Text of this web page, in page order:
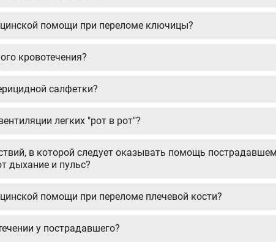
помощи при переломе ключицы?
кровотечения?
салфетки?
легких "рот в рот"?
в которой следует оказывать помощь
дыхание и пульс?
помощи при переломе плечевой кости?
у пострадавшего?